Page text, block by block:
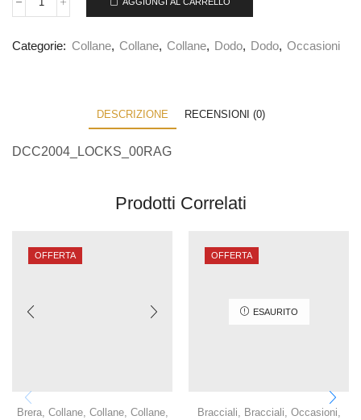
Categorie: Collane, Collane, Collane, Dodo, Dodo, Occasioni
DESCRIZIONE RECENSIONI (0)
DCC2004_LOCKS_00RAG
Prodotti Correlati
OFFERTA
Brera, Collane, Collane, Collane,
OFFERTA
ESAURITO
Bracciali Bracciali Occasioni